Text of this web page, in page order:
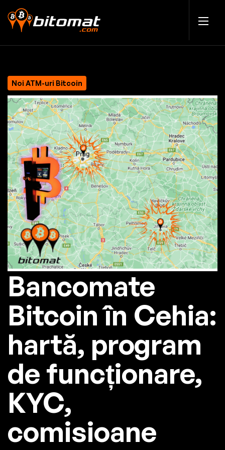
Noi ATM-uri Bitcoin
Bancomate
Bitcoin în Cehia:
hartă, program
de funcționare,
KYC,
comisioane